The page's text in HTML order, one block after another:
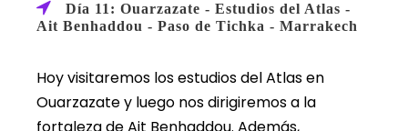
Día 11: Ouarzazate - Estudios del Atlas -
Ait Benhaddou - Paso de Tichka - Marrakech
Hoy visitaremos los estudios del Atlas en
Ouarzazate y luego nos dirigiremos a la